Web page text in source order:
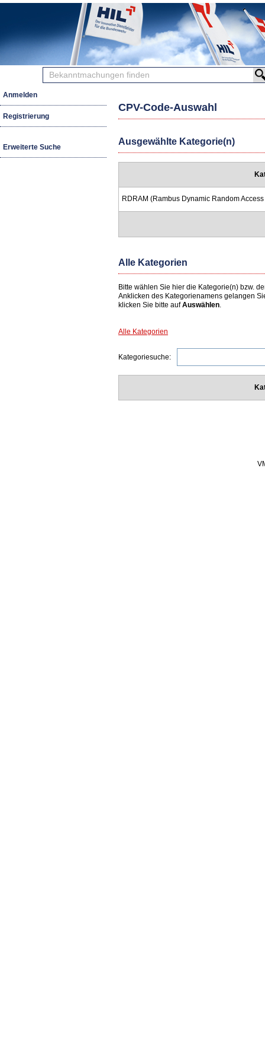
Bekanntmachungen
Anmelden
Registrierung
Erweiterte Suche
CPV-Code-Auswahl
Ausgewählte Kategorie(n)
RDRAM (Rambus Dynamic Random
Alle Kategorien
Bitte wählen Sie hier die Kategorie(n) bzw.
Anklicken des Kategorienamens gelangen
klicken Sie bitte aufAuswählen.
Alle Kategorien
Kategoriesuche: